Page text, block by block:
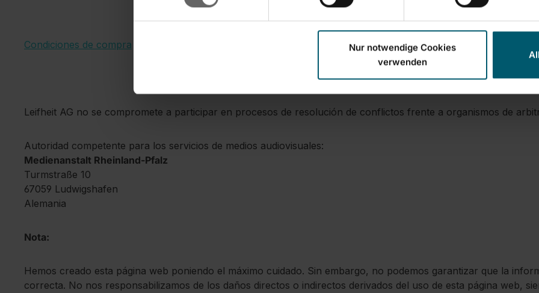
Nur notwendige Cookies
verwenden
Condiciones de compra
Leifheit AG no se compromete a participar en procesos de resolución de conflictos frente a organismos de
Autoridad competente para los servicios de medios audiovisuales:
Medienanstalt Rheinland-Pfalz
Turmstraße 10
67059 Ludwigshafen
Alemania
Nota:
Hemos creado esta página web poniendo el máximo cuidado. Sin embargo, no podemos garantizar que la
correcta. No nos responsabilizamos de los daños directos o indirectos derivados del uso de esta página web,